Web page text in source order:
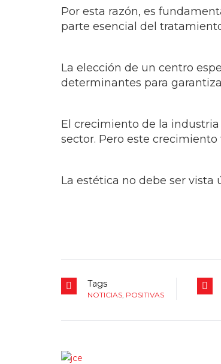
Por esta razón, es
parte esencial del
La elección de un centro
determinantes para
El crecimiento de la
sector. Pero este
La estética no debe ser
Tags
NOTICIAS, POSITIVAS